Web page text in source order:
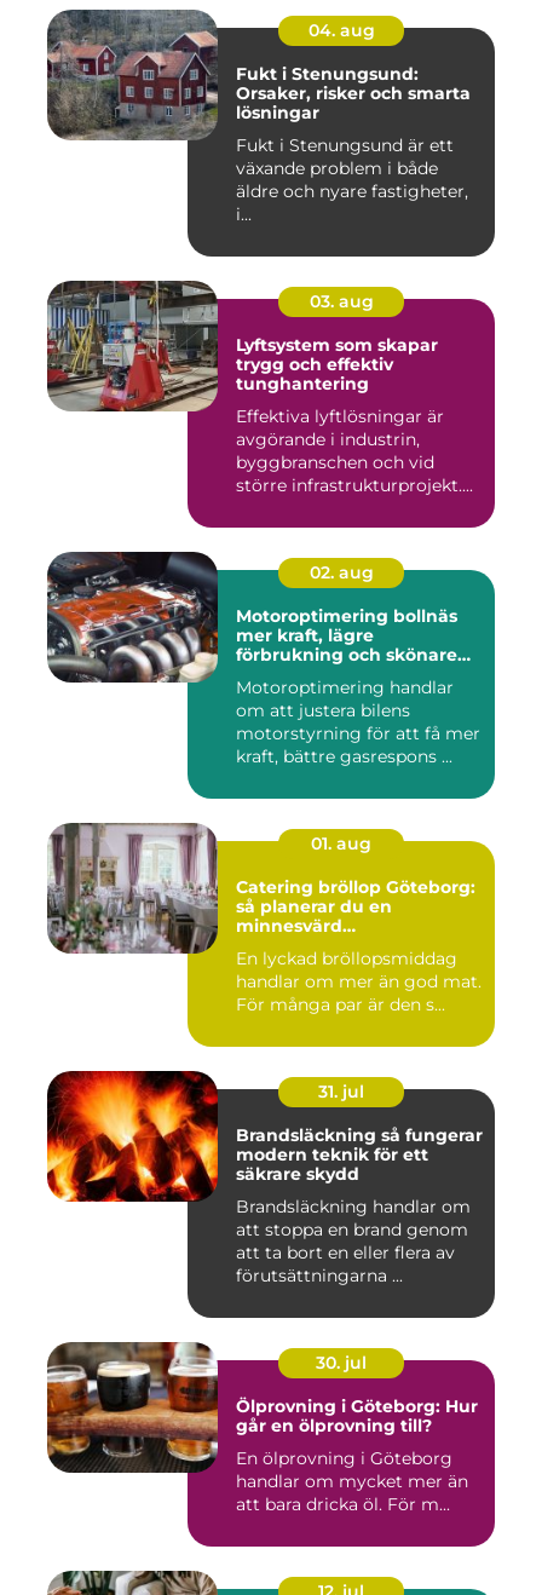
04. aug
Fukt i Stenungsund:
Orsaker, risker och smarta
lösningar
Fukt i Stenungsund är ett
växande problem i både
äldre och nyare fastigheter,
i...
03. aug
Lyftsystem som skapar
trygg och effektiv
tunghantering
Effektiva lyftlösningar är
avgörande i industrin,
byggbranschen och vid
större infrastrukturprojekt....
02. aug
Motoroptimering bollnäs
mer kraft, lägre
förbrukning och skönare
Motoroptimering handlar
om att justera bilens
motorstyrning för att få mer
kraft, bättre gasrespons ...
01. aug
Catering bröllop Göteborg:
så planerar du en
minnesvärd
En lyckad bröllopsmiddag
handlar om mer än god mat.
För många par är den s...
31. jul
Brandsläckning så fungerar
modern teknik för ett
säkrare skydd
Brandsläckning handlar om
att stoppa en brand genom
att ta bort en eller flera av
förutsättningarna ...
30. jul
Ölprovning i Göteborg: Hur
går en ölprovning till?
En ölprovning i Göteborg
handlar om mycket mer än
att bara dricka öl. För m...